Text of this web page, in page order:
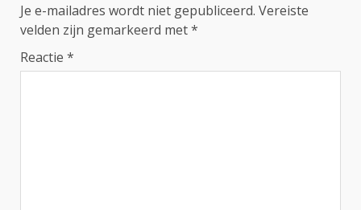
Je e-mailadres wordt niet gepubliceerd. Vereiste
velden zijn gemarkeerd met*
Reactie *